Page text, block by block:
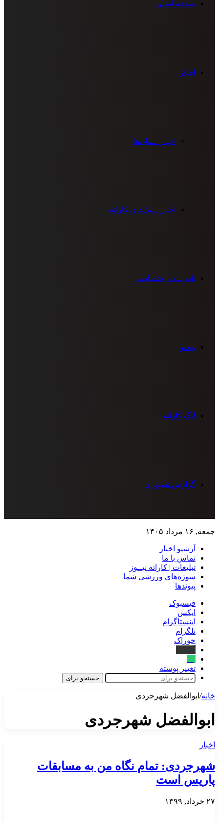
صفحه اصلی
اخبار
اخبار استان‌ها
اخبار سبک‌های کاراته
یادداشت اختصاصی
ویدیو
لیگ کاراته
گزارش تصویری
جمعه, ۱۶ مرداد ۱۴۰۵
آرشیو اخبار
تماس‌ با‌ ما
تبلیغات | کاراته نیــوز
سوژه‌های ورزشی شما
پیوندها
فیسبوک
ایکس
اینستاگرام
تلگرام
خوراک
تغییر پوسته
جستجو برای
خانه/ ابوالفضل شهرجردی
ابوالفضل شهرجردی
اخبار
شهرجردی: تمام نگاه من به مسابقات
پاریس است
۲۷ خرداد, ۱۳۹۹